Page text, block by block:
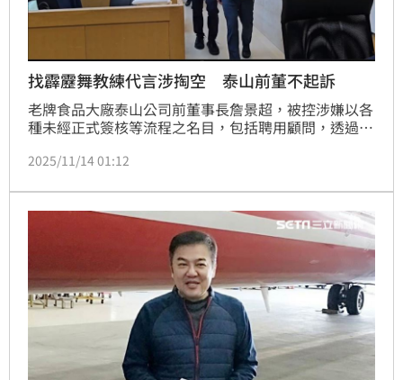
找霹靂舞教練代言涉掏空 泰山前董不起訴
老牌食品大廠泰山公司前董事長詹景超，被控涉嫌以各
種未經正式簽核等流程之名目，包括聘用顧問，透過知
約等，涉掏空泰山4千萬餘元。台北地檢署偵辦後，認
實有拍攝紀錄片，且能提高企業曝光度與形象，不構成
犯罪要件，給予詹景超、葛福鴻等4人不起訴處分。
2025/11/14 01:12